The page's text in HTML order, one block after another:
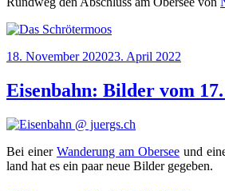
Veröffentlicht
18. November 202023. April 2022
Eisenbahn: Bilder vom 17.
Bei einer Wan­de­rung am Ober­see und
land hat es ein paar neue Bil­der gegeben.